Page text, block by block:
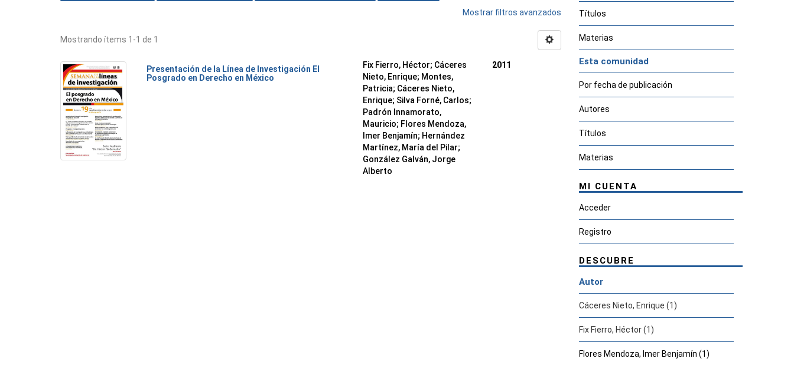
Mostrar filtros avanzados
Mostrando ítems 1-1 de 1
Presentación de la Línea de Investigación El
Posgrado en Derecho en México
Fix Fierro, Héctor; Cáceres
Nieto, Enrique; Montes,
Patricia; Cáceres Nieto,
Enrique; Silva Forné, Carlos;
Padrón Innamorato,
Mauricio; Flores Mendoza,
Imer Benjamín; Hernández
Martínez, María del Pilar;
González Galván, Jorge
Alberto
2011
Títulos
Materias
Esta comunidad
Por fecha de publicación
Autores
Títulos
Materias
MI CUENTA
Acceder
Registro
DESCUBRE
Autor
Cáceres Nieto, Enrique (1)
Fix Fierro, Héctor (1)
Flores Mendoza, Imer Benjamín (1)